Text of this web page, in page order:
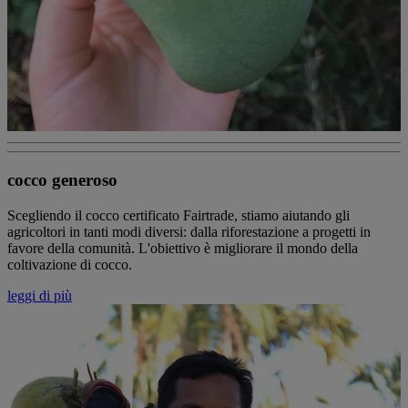
cocco generoso
Scegliendo il cocco certificato Fairtrade, stiamo aiutando gli
agricoltori in tanti modi diversi: dalla riforestazione a progetti in
favore della comunità. L'obiettivo è migliorare il mondo della
coltivazione di cocco.
leggi di più